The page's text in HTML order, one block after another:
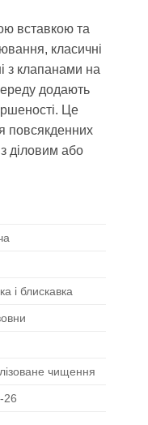
вставкою та
класичні
з клапанами на
додають
Це
повсякденних
діловим або
і блискавка
чищення
26